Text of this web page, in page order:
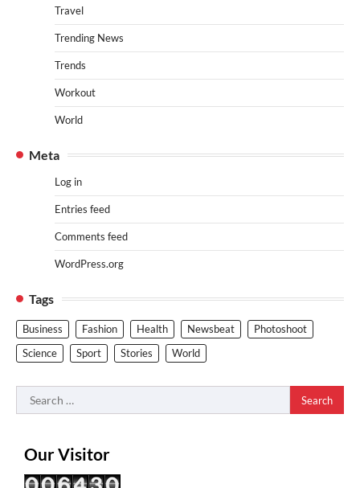
Travel
Trending News
Trends
Workout
World
Meta
Log in
Entries feed
Comments feed
WordPress.org
Tags
Business Fashion Health Newsbeat
Photoshoot
Science
Sport Stories World
Search
for:
Our Visitor